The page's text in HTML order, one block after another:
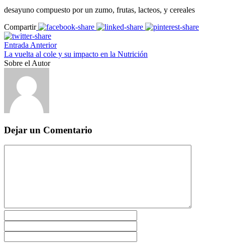
desayuno compuesto por un zumo, frutas, lacteos, y cereales
Compartir
Entrada Anterior
La vuelta al cole y su impacto en la Nutrición
Sobre el Autor
Dejar un Comentario